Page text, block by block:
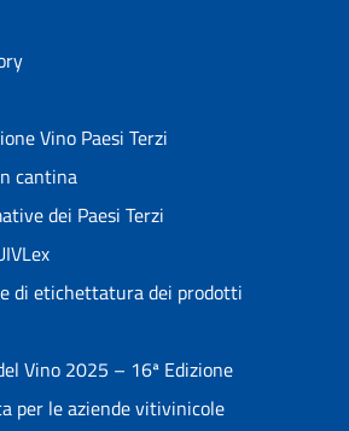
Vino Paesi Terzi
cantina
dei Paesi Terzi
di etichettatura dei prodotti
Vino 2025 – 16ª Edizione
per le aziende vitivinicole